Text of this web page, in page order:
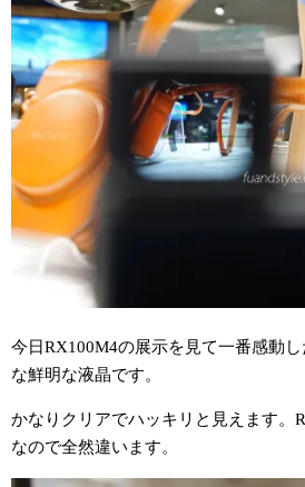
今日RX100M4の展示を見て一番感動
な鮮明な液晶です。
かなりクリアでハッキリと見えます。
なので全然違います。